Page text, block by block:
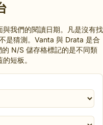
我們的閱讀日期。凡是沒有找
是猜測。Vanta 與 Drata 是合
N/S 儲存格標記的是不同類
短板。